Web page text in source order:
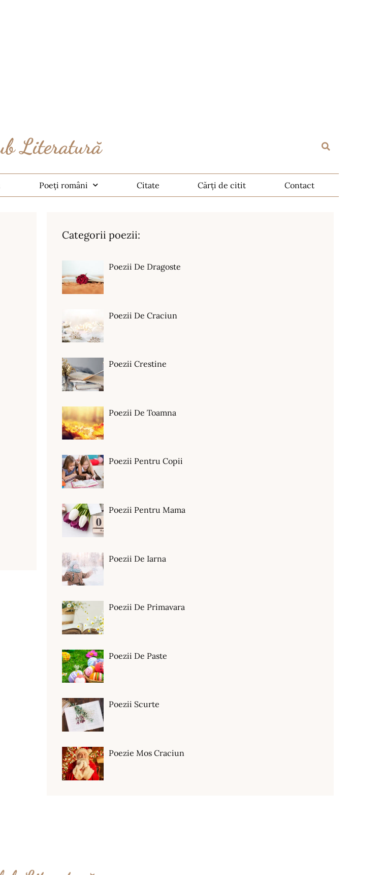
Poeți români Citate Cărți de citit Contact
Categorii poezii:
Poezii De Dragoste
Poezii De Craciun
Poezii Crestine
Poezii De Toamna
Poezii Pentru Copii
Poezii Pentru Mama
Poezii De Iarna
Poezii De Primavara
Poezii De Paste
Poezii Scurte
Poezie Mos Craciun